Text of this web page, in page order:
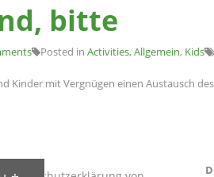
bitte
Posted in Activities, Allgemein, Kids
Kinder mit Vergnügen einen Austausch